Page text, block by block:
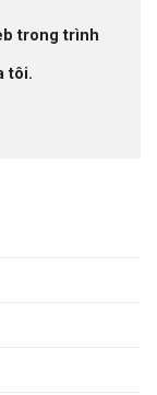
trong trình
tôi.